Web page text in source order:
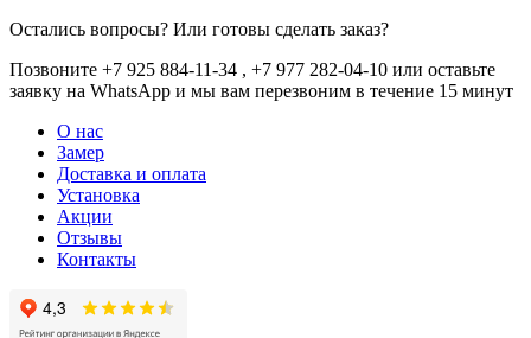
Остались вопросы? Или готовы сделать заказ?
Позвоните +7 925 884-11-34 , +7 977 282-04-10 или оставьте
заявку на WhatsApp и мы вам перезвоним в течение 15 минут
О нас
Замер
Доставка и оплата
Установка
Акции
Отзывы
Контакты